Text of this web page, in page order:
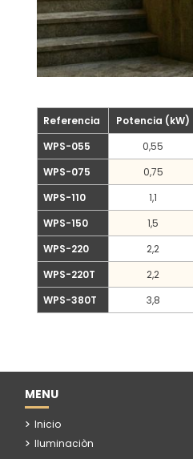
Referencia Potencia (kW)
WPS-055
0,55
WPS-075
0,75
WPS-110
1,1
WPS-150
1,5
WPS-220
2,2
WPS-220T
2,2
WPS-380T
3,8
MENU
Inicio
Iluminaciòn